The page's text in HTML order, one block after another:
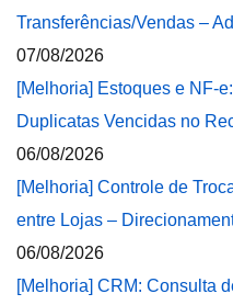
Transferências/Vendas –
07/08/2026
[Melhoria] Estoques e NF-
Duplicatas Vencidas no
06/08/2026
[Melhoria] Controle de
entre Lojas –
06/08/2026
[Melhoria] CRM: Consulta